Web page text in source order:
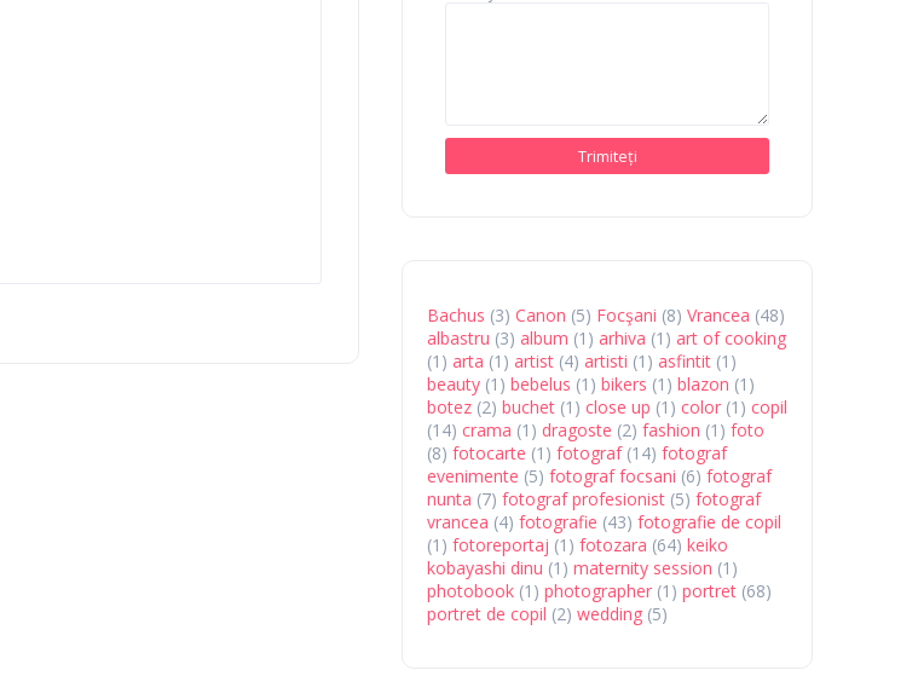
Bachus (3) Canon (5) Focşani (8) Vrancea (48)
albastru (3) album (1) arhiva (1) art of cooking
(1) arta (1) artist (4) artisti (1) asfintit (1)
beauty (1) bebelus (1) bikers (1) blazon (1)
botez (2) buchet (1) close up (1) color (1) copil
(14) crama (1) dragoste (2) fashion (1) foto
(8) fotocarte (1) fotograf (14) fotograf
evenimente (5) fotograf focsani (6) fotograf
nunta (7) fotograf profesionist (5) fotograf
vrancea (4) fotografie (43) fotografie de copil
(1) fotoreportaj (1) fotozara (64) keiko
kobayashi dinu (1) maternity session (1)
photobook (1) photographer (1) portret (68)
portret de copil (2) wedding (5)